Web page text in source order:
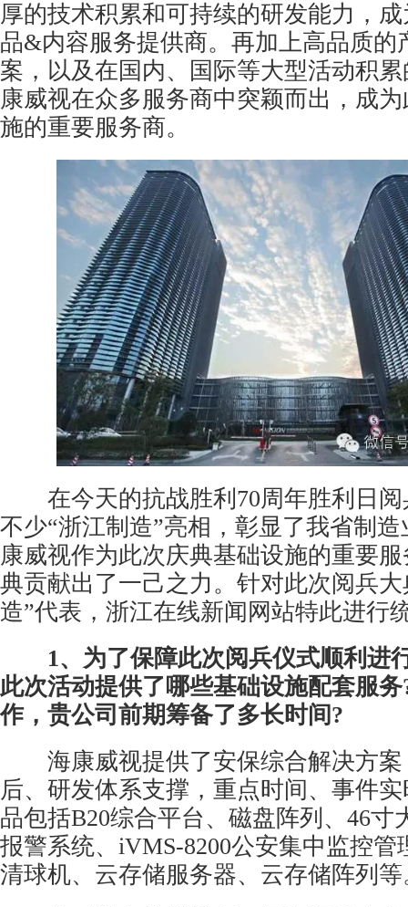
厚的技术积累和可持续的研发能力，
品&内容服务提供商。再加上高品质的
案，以及在国内、国际等大型活动积
康威视在众多服务商中突颖而出，成
施的重要服务商。
在今天的抗战胜利70周年胜利日阅
不少“浙江制造”亮相，彰显了我省制
康威视作为此次庆典基础设施的重要
典贡献出了一己之力。针对此次阅兵
造”代表，浙江在线新闻网站特此进行
1、为了保障此次阅兵仪式顺利进
此次活动提供了哪些基础设施配套服
作，贵公司前期筹备了多长时间?
海康威视提供了安保综合解决方案
后、研发体系支撑，重点时间、事件
品包括B20综合平台、磁盘阵列、46寸
报警系统、iVMS-8200公安集中监控管
清球机、云存储服务器、云存储阵列等